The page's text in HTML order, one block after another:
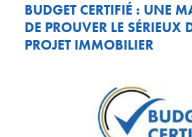
BUDGET CERTIFIÉ : UNE
DE PROUVER LE SÉRIEUX
PROJET IMMOBILIER